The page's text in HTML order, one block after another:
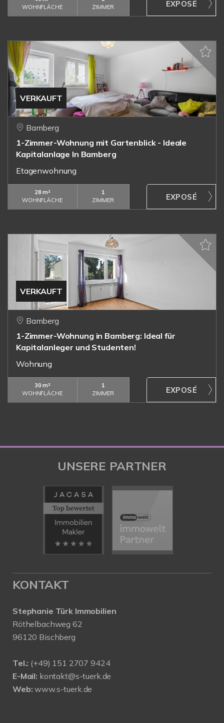
WOHNFLÄCHE
ZIMMER
VERKAUFT
Bamberg
1-Zimmer-Wohnung mit Gartenblick - Ideale
Kapitalanlage In Bamberg
Etagenwohnung
28 m²
WOHNFLÄCHE
1
ZIMMER
VERKAUFT
Bamberg
1-Zimmer-Wohnung in Bamberg: Ideal für
Kapitalanleger und Studenten!
Wohnung
30 m²
WOHNFLÄCHE
1
ZIMMER
UNSERE PARTNER
KONTAKT
Stephanie Türk Immobilien
Röthelbachweg 62
96120 Bischberg
Tel.: (+49) 151 2707 9424
E-Mail: kontakt@s-tuerk.de
Web: www.s-tuerk.de